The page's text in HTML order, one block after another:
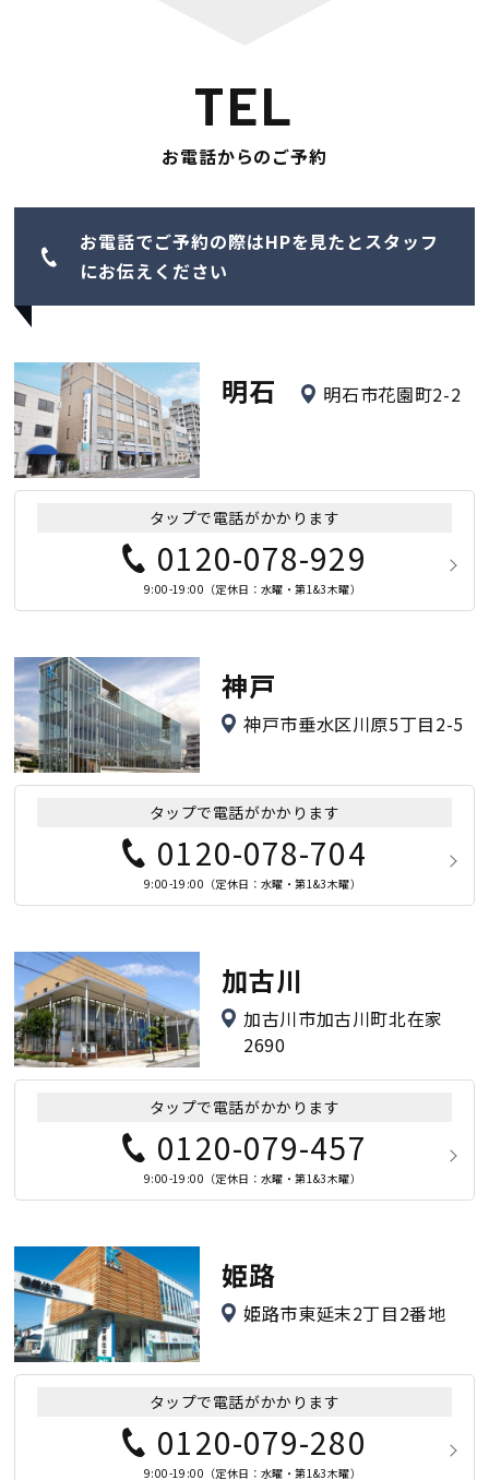
TEL
お電話からのご予約
お電話でご予約の際はHPを見たとスタッフ
にお伝えください
明石 明石市花園町2-2
タップで電話がかかります
0120-078-929
9:00-19:00（定休日：水曜・第1&3木曜）
神戸
神戸市垂水区川原5丁目2-5
タップで電話がかかります
0120-078-704
9:00-19:00（定休日：水曜・第1&3木曜）
加古川
加古川市加古川町北在家
2690
タップで電話がかかります
0120-079-457
9:00-19:00（定休日：水曜・第1&3木曜）
姫路
姫路市東延末2丁目2番地
タップで電話がかかります
0120-079-280
9:00-19:00（定休日：水曜・第1&3木曜）